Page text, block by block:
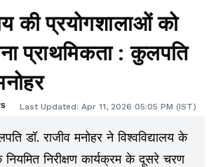
की प्रयोगशालाओं को
प्राथमिकता : कुलपति
Last Updated: Apr 11, 2026 05:05 PM (IST)
डॉ. राजीव मनोहर ने विश्वविद्यालय के
नियमित निरीक्षण कार्यक्रम के दूसरे चरण